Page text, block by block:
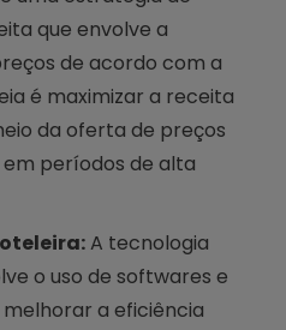
que envolve a
de acordo com a
é maximizar a receita
da oferta de preços
períodos de alta
A tecnologia
o uso de softwares e
a eficiência